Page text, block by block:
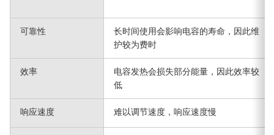
可靠性
长时间使用会影响电容的寿命，因此维
护较为费时
效率
电容发热会损失部分能量，因此效率较
低
响应速度 难以调节速度，响应速度慢